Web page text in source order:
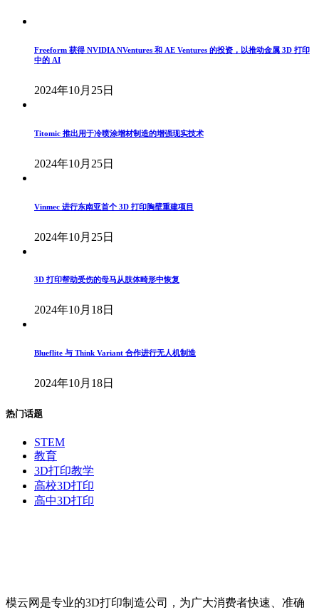
Freeform 获得 NVIDIA NVentures 和 AE Ventures 的投资，以推动金属 3D 打印
中的 AI
2024年10月25日
Titomic 推出用于冷喷涂增材制造的增强现实技术
2024年10月25日
Vinmec 进行东南亚首个 3D 打印胸壁重建项目
2024年10月25日
3D 打印帮助受伤的母马从肢体畸形中恢复
2024年10月18日
Blueflite 与 Think Variant 合作进行无人机制造
2024年10月18日
热门话题
STEM
教育
3D打印教学
高校3D打印
高中3D打印
模云网是专业的3D打印制造公司，为广大消费者快速、准确